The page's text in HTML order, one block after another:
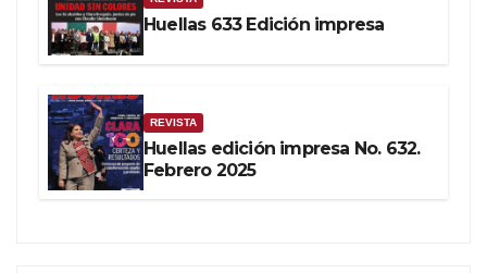
Huellas 633 Edición impresa
REVISTA
Huellas edición impresa No. 632.
Febrero 2025